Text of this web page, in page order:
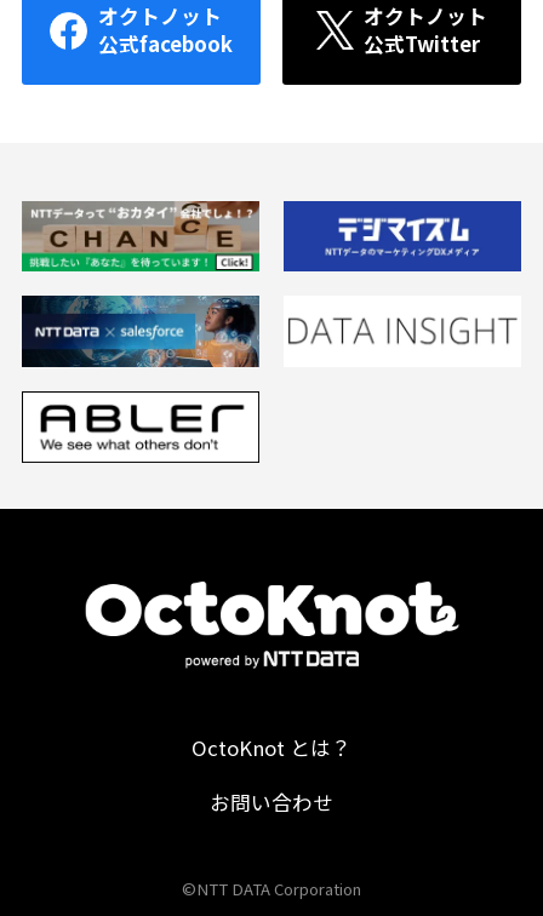
オクトノット
公式facebook
オクトノット
公式Twitter
OctoKnot とは？
お問い合わせ
©NTT DATA Corporation